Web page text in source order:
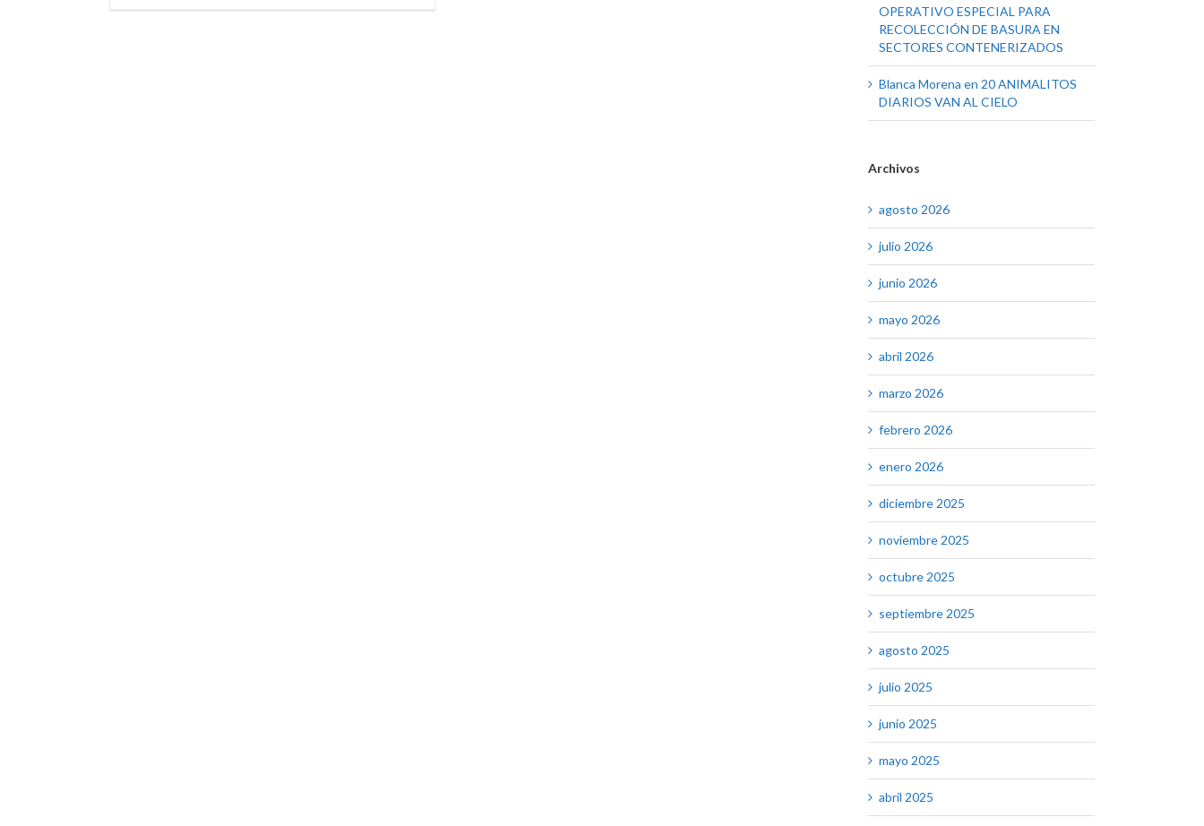
OPERATIVO ESPECIAL PARA
RECOLECCIÓN DE BASURA EN
SECTORES CONTENERIZADOS
Blanca Morena en 20 ANIMALITOS
DIARIOS VAN AL CIELO
Archivos
agosto 2026
julio 2026
junio 2026
mayo 2026
abril 2026
marzo 2026
febrero 2026
enero 2026
diciembre 2025
noviembre 2025
octubre 2025
septiembre 2025
agosto 2025
julio 2025
junio 2025
mayo 2025
abril 2025